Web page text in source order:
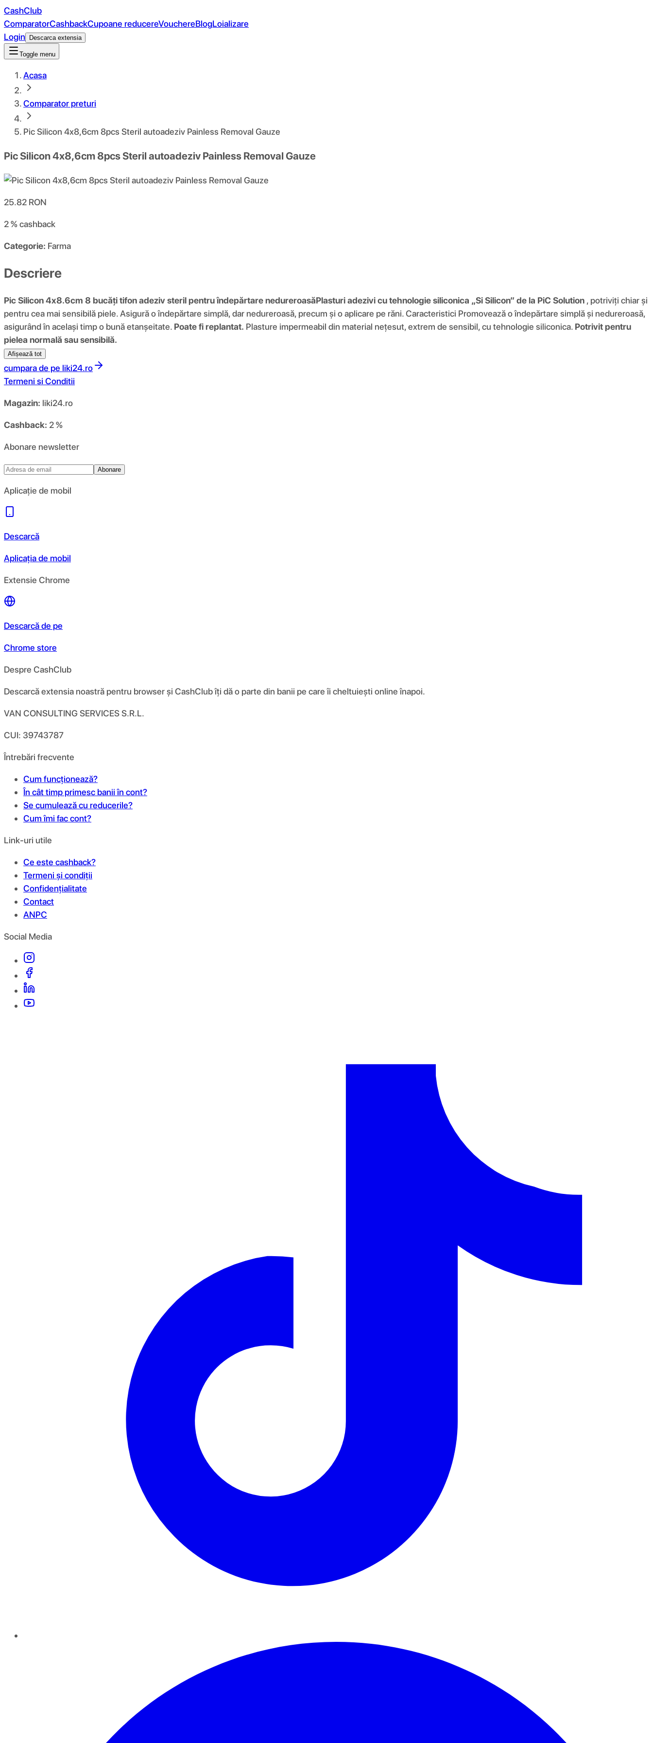
CashClub
ComparatorCashbackCupoane reducereVouchereBlogLoializare
Login
Descarca extensia
Toggle menu
Acasa
Comparator preturi
Pic Silicon 4x8,6cm 8pcs Steril autoadeziv Painless Removal Gauze
Pic Silicon 4x8,6cm 8pcs Steril autoadeziv Painless Removal Gauze
25.82 RON
2 %cashback
Categorie: Farma
Descriere
Pic Silicon 4x8.6cm 8 bucăți tifon adeziv steril pentru îndepărtare nedureroasăPlasturi adezivi cu tehnologie siliconica „Si Silicon” de la PiC Solution , potriviți chiar și
pentru cea mai sensibilă piele. Asigură o îndepărtare simplă, dar nedureroasă, precum și o aplicare pe răni. Caracteristici Promovează o îndepărtare simplă și nedureroasă,
asigurând în același timp o bună etanșeitate. Poate fi replantat. Plasture impermeabil din material nețesut, extrem de sensibil, cu tehnologie siliconica. Potrivit pentru
pielea normală sau sensibilă.
Afișează tot
cumpara de pe liki24.ro
Termeni si Conditii
Magazin: liki24.ro
Cashback: 2 %
Abonare newsletter
Abonare
Aplicație de mobil
Descarcă
Aplicația de mobil
Extensie Chrome
Descarcă de pe
Chrome store
Despre CashClub
Descarcă extensia noastră pentru browser și CashClub îți dă o parte din banii pe care îi cheltuiești online înapoi.
VAN CONSULTING SERVICES S.R.L.
CUI: 39743787
Întrebări frecvente
Cum funcționează?
În cât timp primesc banii în cont?
Se cumulează cu reducerile?
Cum îmi fac cont?
Link-uri utile
Ce este cashback?
Termeni și condiții
Confidențialitate
Contact
ANPC
Social Media